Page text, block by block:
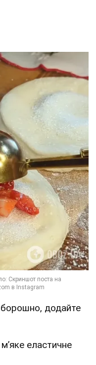
борошно, додайте
еластичне